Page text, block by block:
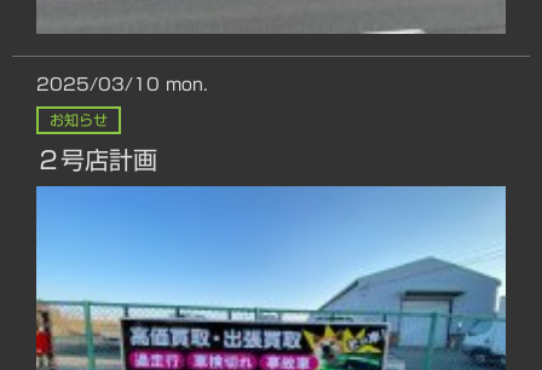
2025/03/10 mon.
お知らせ
２号店計画